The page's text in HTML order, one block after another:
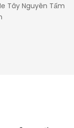
Tây Nguyên Tấm